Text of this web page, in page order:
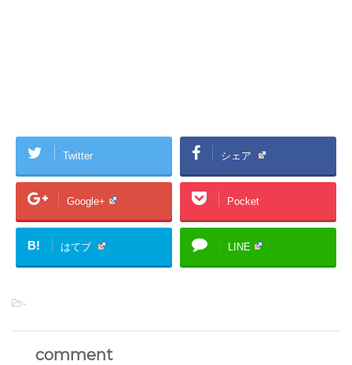
Twitter シェア
Google+ Pocket
B! はてブ LINE
-
comment